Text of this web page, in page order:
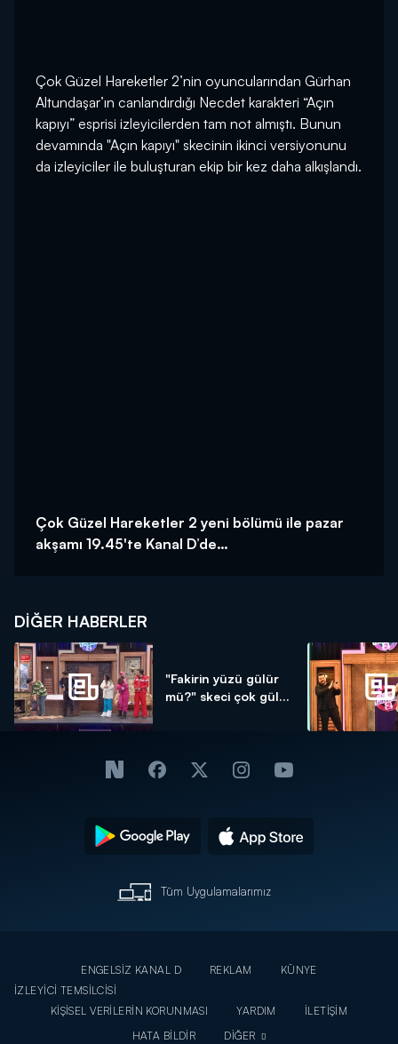
Çok Güzel Hareketler 2’nin oyuncularından Gürhan
Altundaşar’ın canlandırdığı Necdet karakteri “Açın
kapıyı” esprisi izleyicilerden tam not almıştı. Bunun
devamında "Açın kapıyı" skecinin ikinci versiyonunu
da izleyiciler ile buluşturan ekip bir kez daha alkışlandı.
Çok Güzel Hareketler 2 yeni bölümü ile pazar
akşamı 19.45'te Kanal D’de…
DIĞER HABERLER
"Fakirin yüzü gülür
mü?" skeci çok gül...
Tüm Uygulamalarımız
ENGELSİZ KANAL D REKLAM
KÜNYE
İZLEYİCİ TEMSİLCİSİ
KİŞİSEL VERİLERİN KORUNMASI
YARDIM
İLETİŞİM
HATA BİLDİR
DİĞER